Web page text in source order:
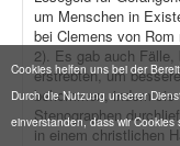
Cookies helfen uns bei der
Durch die Nutzung unserer
einverstanden, dass wir
um Menschen in
bei Clemens von
2). Es gab auch
erstrebten, um
bekommen, indem sie
Stenographen
in einem christlichen